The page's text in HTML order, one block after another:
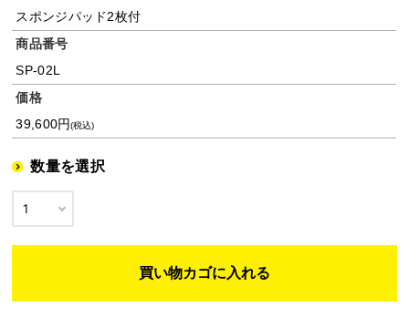
スポンジパッド2枚付
商品番号
SP-02L
価格
39,600円(税込)
数量を選択